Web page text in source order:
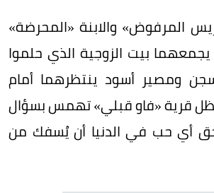
المرفوض» والابنة «المحرضة»
يجمعهما بيت الزوجية الذي حلموا
ومصير أسود ينتظرهما أمام
قرية «فاو قبلي» تهمس بسؤال
أي حب في الدنيا أن يُسفك من